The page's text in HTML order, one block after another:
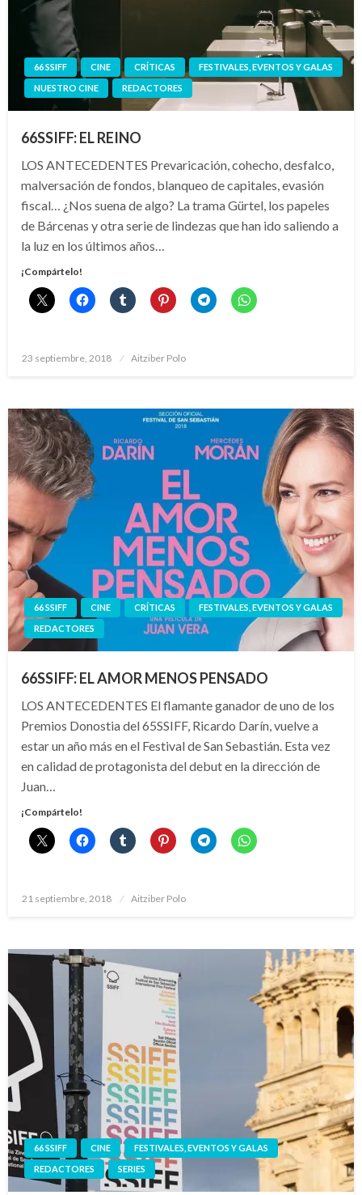
66 SSIFF CINE CRÍTICAS
FESTIVALES, EVENTOS Y GALAS
NUESTRO CINE
REDACTORES
66SSIFF: EL REINO
LOS ANTECEDENTES Prevaricación, cohecho, desfalco,
malversación de fondos, blanqueo de capitales, evasión
fiscal… ¿Nos suena de algo? La trama Gürtel, los papeles
de Bárcenas y otra serie de lindezas que han ido saliendo a
la luz en los últimos años…
¡Compártelo!
Publicado
23 septiembre, 2018 Aitziber Polo
66 SSIFF CINE CRÍTICAS
FESTIVALES, EVENTOS Y GALAS
REDACTORES
66SSIFF: EL AMOR MENOS PENSADO
LOS ANTECEDENTES El flamante ganador de uno de los
Premios Donostia del 65SSIFF, Ricardo Darín, vuelve a
estar un año más en el Festival de San Sebastián. Esta vez
en calidad de protagonista del debut en la dirección de
Juan…
¡Compártelo!
Publicado
21 septiembre, 2018 Aitziber Polo
66 SSIFF CINE
FESTIVALES, EVENTOS Y GALAS
REDACTORES
SERIES